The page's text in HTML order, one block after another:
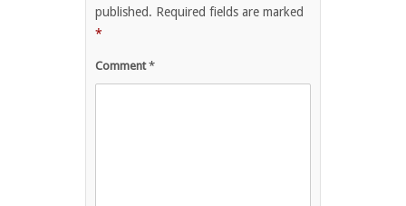
published. Required fields are marked
*
Comment*